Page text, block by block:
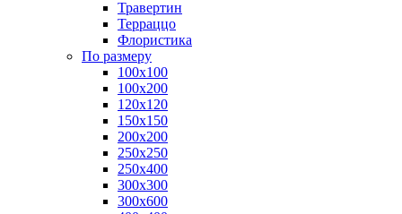
Травертин
Терраццо
Флористика
По размеру
100х100
100х200
120х120
150х150
200х200
250х250
250х400
300х300
300х600